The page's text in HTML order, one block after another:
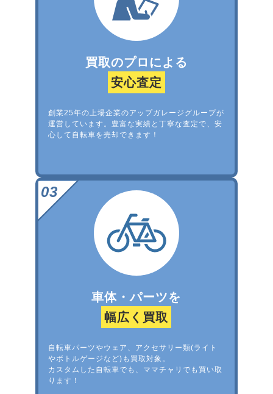
買取のプロによる
安心査定
創業25年の上場企業のアップガレージグループが
運営しています。豊富な実績と丁寧な査定で、安
心して自転車を売却できます！
車体・パーツを
幅広く買取
自転車パーツやウェア、アクセサリー類(ライト
やボトルゲージなど)も買取対象。
カスタムした自転車でも、ママチャリでも買い取
ります！